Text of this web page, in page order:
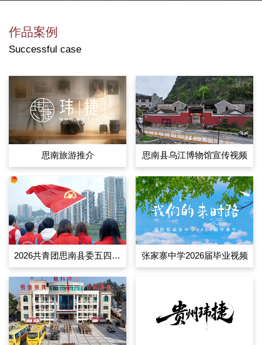
作品案例
Successful case
思南旅游推介 思南县乌江博物馆宣传视频
2026共青团思南县委五四青年节宣传片 张家寨中学2026届毕业视频